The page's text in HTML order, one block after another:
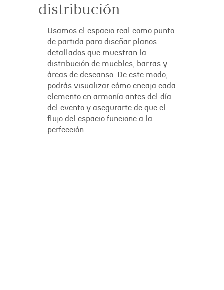
distribución
Usamos el espacio real como punto
de partida para diseñar planos
detallados que muestran la
distribución de muebles, barras y
áreas de descanso. De este modo,
podrás visualizar cómo encaja cada
elemento en armonía antes del día
del evento y asegurarte de que el
flujo del espacio funcione a la
perfección.